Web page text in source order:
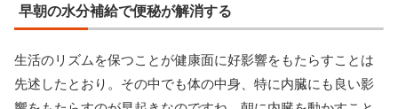
早朝の水分補給で便秘が解消する
生活のリズムを保つことが健康面に好影響をもたらすことは
先述したとおり。その中でも体の中身、特に内臓にも良い影